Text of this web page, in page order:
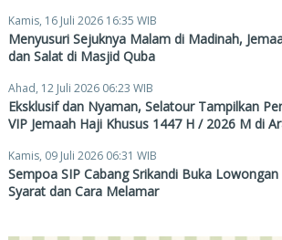
Kamis, 16 Juli 2026 16:35 WIB
Menyusuri Sejuknya Malam di Madinah,
dan Salat di Masjid Quba
Ahad, 12 Juli 2026 06:23 WIB
Eksklusif dan Nyaman, Selatour Tampilkan
VIP Jemaah Haji Khusus 1447 H / 2026 M di
Kamis, 09 Juli 2026 06:31 WIB
Sempoa SIP Cabang Srikandi Buka
Syarat dan Cara Melamar